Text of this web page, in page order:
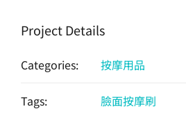
Project Details
Categories: 按摩用品
Tags: 臉面按摩刷